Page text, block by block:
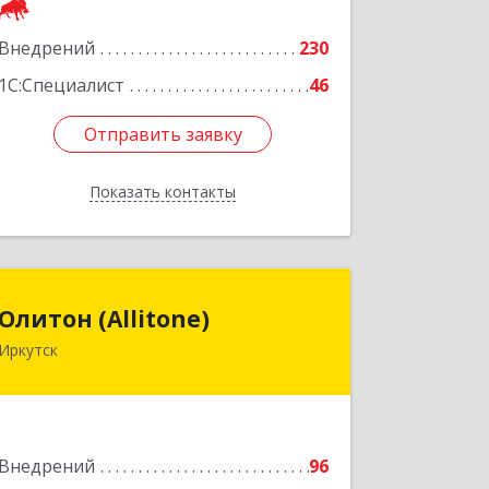
Внедрений
230
1С:Специалист
46
Отправить заявку
Показать контакты
Отправить заявку
Назад
Олитон (Allitone)
Иркутск
Внедрений 96
664009, Иркутская обл, Иркутск г,
Подробнее